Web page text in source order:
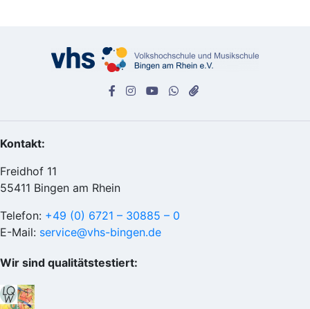
Kontakt:
Freidhof 11
55411 Bingen am Rhein
Telefon: +49 (0) 6721 – 30885 – 0
E-Mail: service@vhs-bingen.de
Wir sind qualitätstestiert: